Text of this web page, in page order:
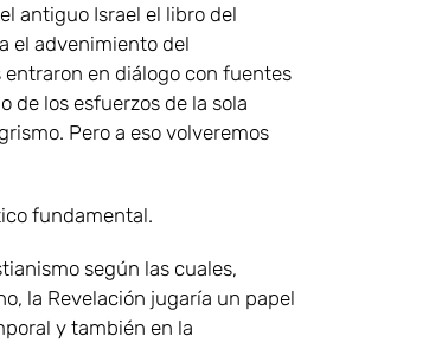
antiguo Israel el libro del
el advenimiento del
en diálogo con fuentes
de los esfuerzos de la sola
Pero a eso volveremos
fundamental.
según las cuales,
la Revelación jugaría un papel
y también en la